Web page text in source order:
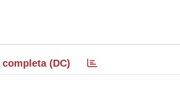
completa (DC)